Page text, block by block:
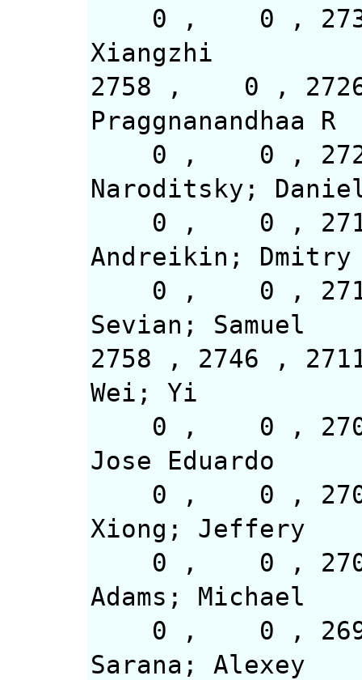
0 , 0 ,
Xiangzhi
2758 ,
Praggnanandhaa R
0 , 0 ,
Naroditsky;
0 , 0 ,
Andreikin; Dmitry
0 , 0
Sevian; Samuel
2758 ,
Wei; Yi
0 , 0 , 2705
Jose Eduardo
0 , 0
Xiong; Jeffery
0 , 0
Adams; Michael
0 , 0
Sarana; Alexey